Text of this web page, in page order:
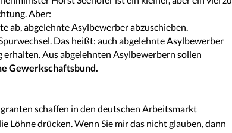
Aber:
ab, abgelehnte Asylbewerber abzuschieben.
Das heißt: auch abgelehnte Asylbewerber
Aus abgelehnten Asylbewerbern sollen
Gewerkschaftsbund.
schaffen in den deutschen Arbeitsmarkt
drücken. Wenn Sie mir das nicht glauben, dann